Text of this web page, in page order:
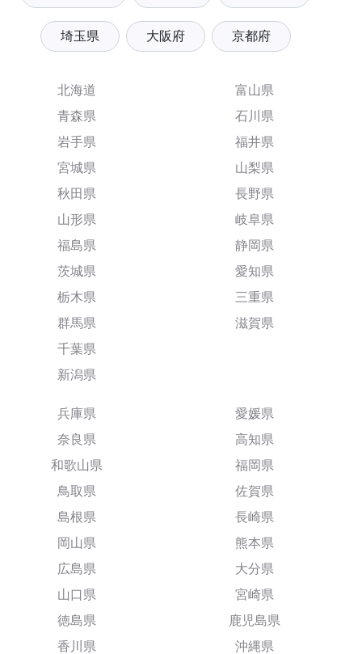
埼玉県 大阪府 京都府
北海道
青森県
岩手県
宮城県
秋田県
山形県
福島県
茨城県
栃木県
群馬県
千葉県
新潟県
富山県
石川県
福井県
山梨県
長野県
岐阜県
静岡県
愛知県
三重県
滋賀県
兵庫県
奈良県
和歌山県
鳥取県
島根県
岡山県
広島県
山口県
徳島県
香川県
愛媛県
高知県
福岡県
佐賀県
長崎県
熊本県
大分県
宮崎県
鹿児島県
沖縄県